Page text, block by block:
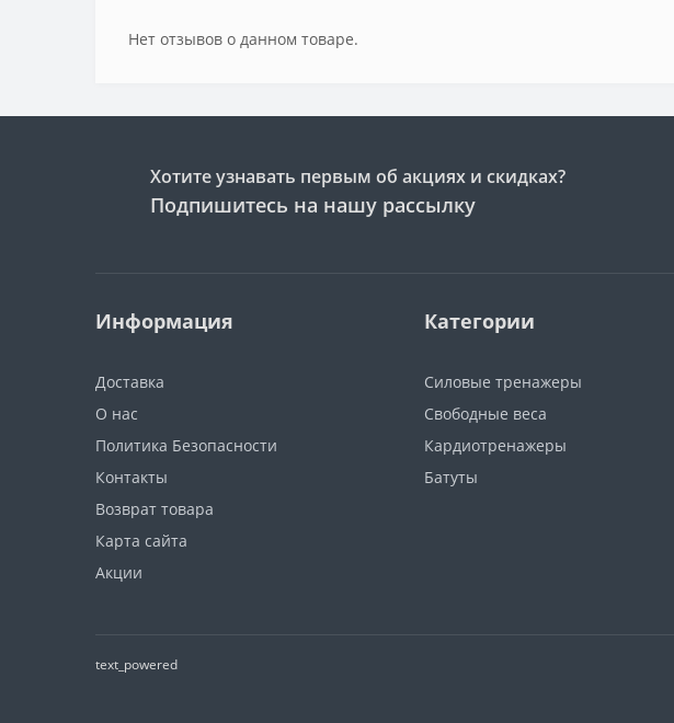
Нет отзывов о данном товаре.
Хотите узнавать первым об акциях и скидках?
Подпишитесь на нашу рассылку
Информация
Доставка
О нас
Политика Безопасности
Контакты
Возврат товара
Карта сайта
Акции
Категории
Силовые тренажеры
Свободные веса
Кардиотренажеры
Батуты
text_powered